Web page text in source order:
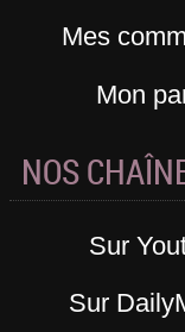
Mes
Mon
NOS
Sur
Sur